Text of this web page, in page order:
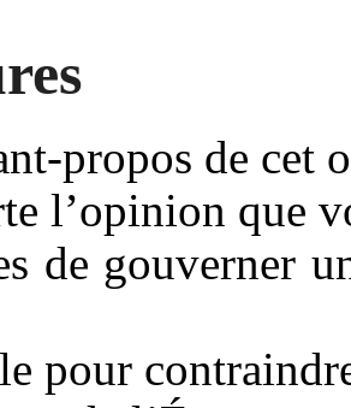
propos de cet
l’opinion que
de gouverner
pour